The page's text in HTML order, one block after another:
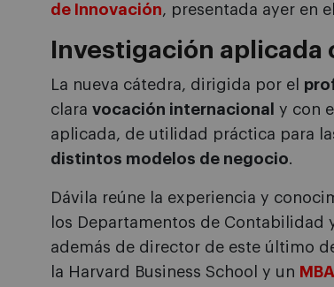
de Innovación, presentada ayer en
Investigación aplicada
La nueva cátedra, dirigida por el
clara vocación internacional
y con
aplicada, de utilidad práctica para
distintos modelos de negocio.
Dávila reúne la experiencia y
los Departamentos de
además de director de este último
la Harvard Business School y un MBA